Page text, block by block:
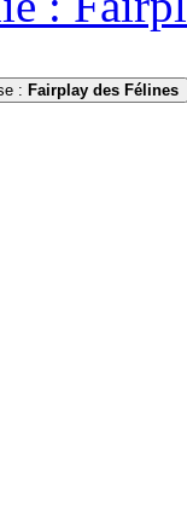
: Fairplay des Félines